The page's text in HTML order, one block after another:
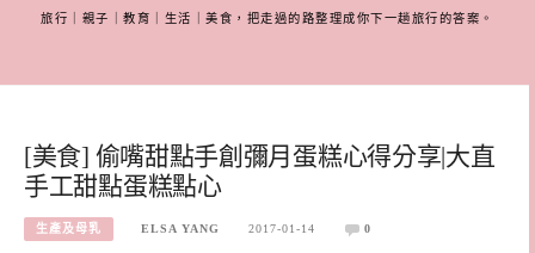
旅行｜親子｜教育｜生活｜美食，把走過的路整理成你下一趟旅行的答案。
[美食] 偷嘴甜點手創彌月蛋糕心得分享|大直
手工甜點蛋糕點心
生產及母乳 ELSA YANG 2017-01-14 0